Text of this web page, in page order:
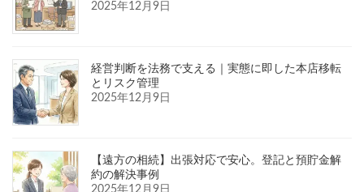
2025年12月9日
経営判断を法務で支える｜実態に即した本店移転
とリスク管理
2025年12月9日
【遠方の相続】出張対応で安心。登記と預貯金解
約の解決事例